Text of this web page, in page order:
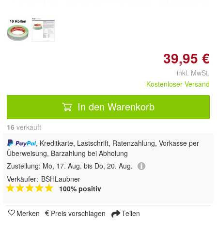
39,95 €
inkl. MwSt.
Kostenloser Versand
In den Warenkorb
16 verkauft
, Kreditkarte, Lastschrift, Ratenzahlung, Vorkasse per
Überweisung, Barzahlung bei Abholung
Zustellung: Mo, 17. Aug. bis Do, 20. Aug.
Verkäufer: BSHLaubner
100% positiv
Merken Preis vorschlagen Teilen